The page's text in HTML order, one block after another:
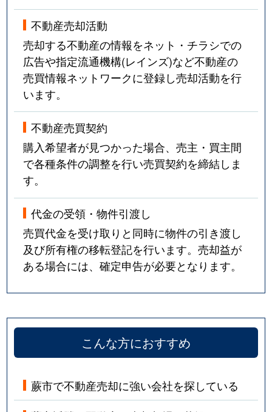
不動産売却活動
売却する不動産の情報をネット・チラシでの
広告や指定流通機構(レインズ)など不動産の
売買情報ネットワークに登録し売却活動を行
います。
不動産売買契約
購入希望者が見つかった場合、売主・買主間
で各種条件の調整を行い売買契約を締結しま
す。
代金の受領・物件引渡し
売買代金を受け取りと同時に物件の引き渡し
及び所有権の移転登記を行います。売却益が
ある場合には、確定申告が必要となります。
こんな方におすすめ
蕨市で不動産売却に強い会社を探している